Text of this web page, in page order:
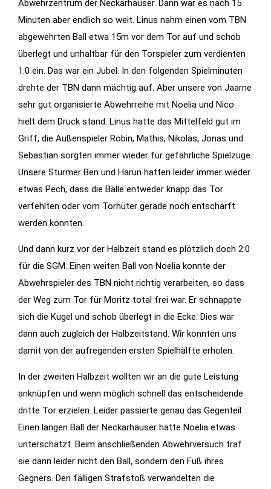
Abwehrzentrum der Neckarhäuser. Dann war es nach 15
Minuten aber endlich so weit. Linus nahm einen vom TBN
abgewehrten Ball etwa 15m vor dem Tor auf und schob
überlegt und unhaltbar für den Torspieler zum verdienten
1:0 ein. Das war ein Jubel. In den folgenden Spielminuten
drehte der TBN dann mächtig auf. Aber unsere von Jaarne
sehr gut organisierte Abwehrreihe mit Noelia und Nico
hielt dem Druck stand. Linus hatte das Mittelfeld gut im
Griff, die Außenspieler Robin, Mathis, Nikolas, Jonas und
Sebastian sorgten immer wieder für gefährliche Spielzüge.
Unsere Stürmer Ben und Harun hatten leider immer wieder
etwas Pech, dass die Bälle entweder knapp das Tor
verfehlten oder vom Torhüter gerade noch entschärft
werden konnten.
Und dann kurz vor der Halbzeit stand es plötzlich doch 2:0
für die SGM. Einen weiten Ball von Noelia konnte der
Abwehrspieler des TBN nicht richtig verarbeiten, so dass
der Weg zum Tor für Moritz total frei war. Er schnappte
sich die Kugel und schob überlegt in die Ecke. Dies war
dann auch zugleich der Halbzeitstand. Wir konnten uns
damit von der aufregenden ersten Spielhälfte erholen.
In der zweiten Halbzeit wollten wir an die gute Leistung
anknüpfen und wenn möglich schnell das entscheidende
dritte Tor erzielen. Leider passierte genau das Gegenteil.
Einen langen Ball der Neckarhäuser hatte Noelia etwas
unterschätzt. Beim anschließenden Abwehrversuch traf
sie dann leider nicht den Ball, sondern den Fuß ihres
Gegners. Den fälligen Strafstoß verwandelten die
Informationen,
wie die
Website
genutzt wird,
und helfen
uns somit
verbessern
der Website.
Funktionen
Wird für
manche
Features der
benötigt!
Marketing
Indem Sie uns Ihre
Interessen und Ihr
Verhalten beim
Besuch unserer
erhöhen Sie die
Wahrscheinlichkeit,
personalisierte
Inhalte und
Angebote zu
sehen.